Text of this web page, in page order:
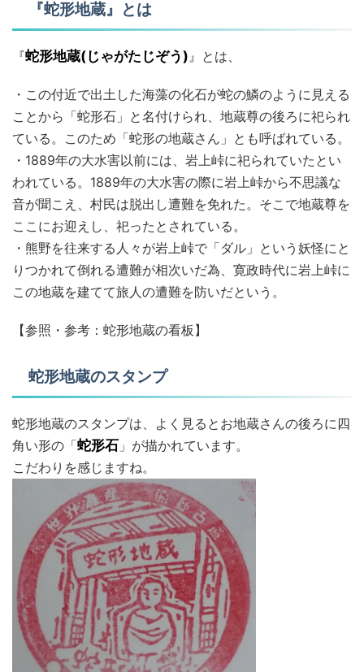
『蛇形地蔵』とは
『蛇形地蔵(じゃがたじぞう)』とは、
・この付近で出土した海藻の化石が蛇の鱗のように見える
ことから「蛇形石」と名付けられ、地蔵尊の後ろに祀られ
ている。このため「蛇形の地蔵さん」とも呼ばれている。
・1889年の大水害以前には、岩上峠に祀られていたとい
われている。1889年の大水害の際に岩上峠から不思議な
音が聞こえ、村民は脱出し遭難を免れた。そこで地蔵尊を
ここにお迎えし、祀ったとされている。
・熊野を往来する人々が岩上峠で「ダル」という妖怪にと
りつかれて倒れる遭難が相次いだ為、寛政時代に岩上峠に
この地蔵を建てて旅人の遭難を防いだという。
【参照・参考：蛇形地蔵の看板】
蛇形地蔵のスタンプ
蛇形地蔵のスタンプは、よく見るとお地蔵さんの後ろに四
角い形の「蛇形石 」が描かれています。
こだわりを感じますね。